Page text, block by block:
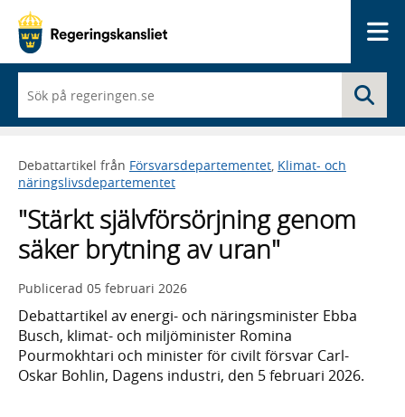
du
börjar
skriva
framträder
en
med
sökförslag
Debattartikel från Försvarsdepartementet, Klimat- och
näringslivsdepartementet
"Stärkt självförsörjning genom
säker brytning av uran"
Publicerad 05 februari 2026
Debattartikel av energi- och näringsminister Ebba
Busch, klimat- och miljöminister Romina
Pourmokhtari och minister för civilt försvar Carl-
Oskar Bohlin, Dagens industri, den 5 februari 2026.